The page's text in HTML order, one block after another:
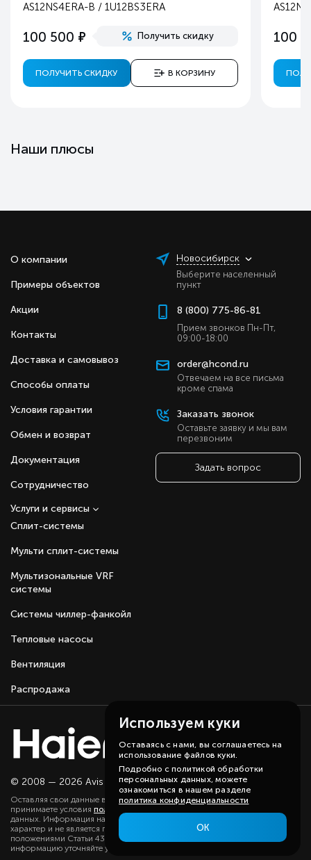
AS12NS4ERA-B / 1U12BS3ERA
100 500 е Получить скидку
ПОЛУЧИТЬ СКИДКУ В КОРЗИНУ
100
Наши плюсы
О компании
Примеры объектов
Акции
Контакты
Доставка и самовывоз
Способы оплаты
Условия гарантии
Обмен и возврат
Документация
Сотрудничество
Сплит-системы
Мульти сплит-системы
Мультизональные VRF
системы
Системы чиллер-фанкойл
Тепловые насосы
Вентиляция
Распродажа
Услуги и сервисы
Новосибирск
Выберите населенный
пункт
8 (800) 775-86-81
Прием звонков Пн-Пт,
09:00-18:00
order@hcond.ru
Отвечаем на все письма
кроме спама
Заказать звонок
Оставьте заявку и мы вам
перезвоним
Задать вопрос
© 2008 — 2026 Avis group.Карта сайта
Оставляя свои данные в любой форме на сайте, вы даете согласие и
принимаете условия политики
данных. Информация на данном сайте носит ознакомительный
характер и не является публичной офертой, определяемой
положениями Статьи 437(2) ГК РФ. Существенную для вас
информацию уточняйте у наших менеджеров.
Используем куки
Оставаясь с нами, вы соглашаетесь на
использование файлов куки.
Подробно с политикой обработки
персональных данных, можете
ознакомиться в нашем разделе
политика конфиденциальности
ОК